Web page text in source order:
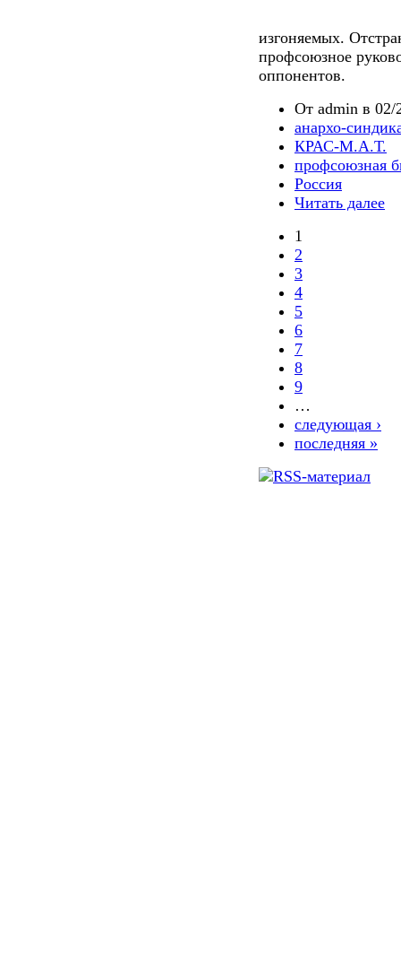
изгоняемых.
профсоюзное
оппонентов.
От admin в 02/
анархо-
КРАС-М.А.Т.
профсоюзная
Россия
Читать далее
1
2
3
4
5
6
7
8
9
…
следующая ›
последняя »